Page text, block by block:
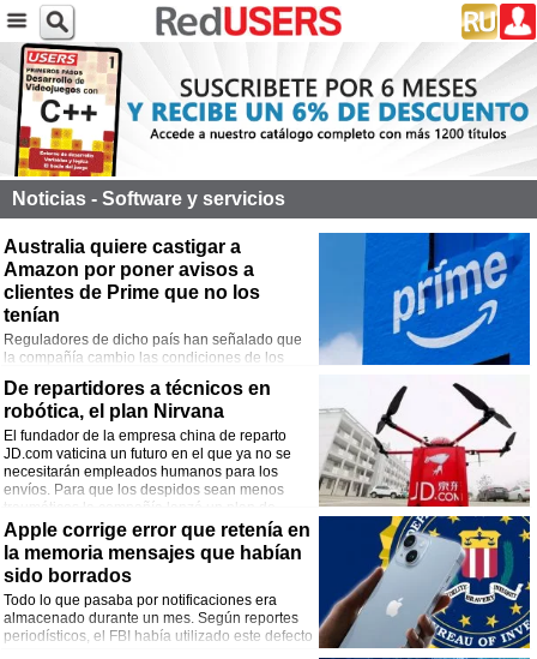
Noticias - Software y servicios
Australia quiere castigar a
Amazon por poner avisos a
clientes de Prime que no los
tenían
Reguladores de dicho país han señalado que
la compañía cambio las condiciones de los
contratos de forma injusta y no ofreció compensación alguna.
De repartidores a técnicos en
robótica, el plan Nirvana
El fundador de la empresa china de reparto
JD.com vaticina un futuro en el que ya no se
necesitarán empleados humanos para los
envíos. Para que los despidos sean menos
traumáticos la compañía lanzó un plan de
entrenamiento en tareas de mantenimiento y reparación de robots.
Apple corrige error que retenía en
la memoria mensajes que habían
sido borrados
Todo lo que pasaba por notificaciones era
almacenado durante un mes. Según reportes
periodísticos, el FBI había utilizado este defecto